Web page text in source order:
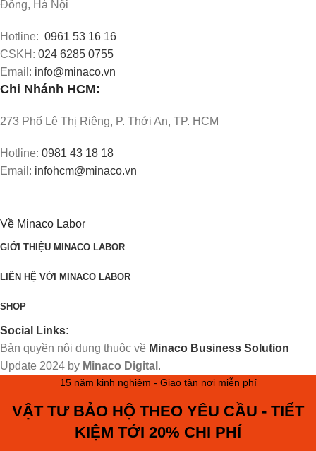
Đông, Hà Nội
Hotline: 0961 53 16 16
CSKH: 024 6285 0755
Email: info@minaco.vn
Chi Nhánh HCM:
273 Phố Lê Thị Riêng, P. Thới An, TP. HCM
Hotline: 0981 43 18 18
Email: infohcm@minaco.vn
Về Minaco Labor
GIỚI THIỆU MINACO LABOR
LIÊN HỆ VỚI MINACO LABOR
SHOP
Social Links:
Bản quyền nội dung thuộc về Minaco Business Solution
Update 2024 by Minaco Digital .
15 năm kinh nghiệm - Giao tận nơi miễn phí
VẬT TƯ BẢO HỘ THEO YÊU CẦU - TIẾT
KIỆM TỚI 20% CHI PHÍ